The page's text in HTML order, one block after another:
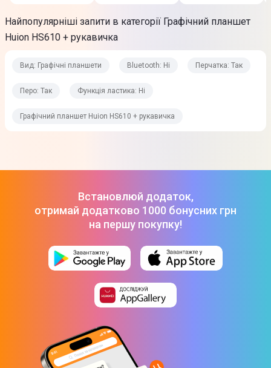
600 г
Характеристики пера
Перо
Так
Загальні характеристики
Габарити (ВхШхГ)
Функціональні клавіші: 16
Сенсорне кільце
Найпопулярніші запити в категорії Графічний планшет
Huion HS610 + рукавичка
Вид: Графічні планшети Bluetooth: Ні Перчатка: Так
Перо: Так Функція ластика: Ні
Графічний планшет Huion HS610 + рукавичка
Встановлюй додаток,
отримай додатково 1000 бонусних грн
на першу покупку!